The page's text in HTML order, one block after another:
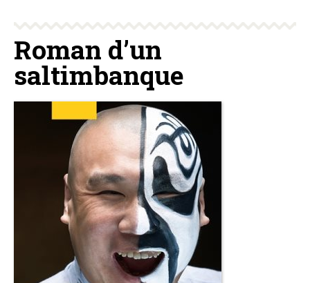
Roman d’un
saltimbanque